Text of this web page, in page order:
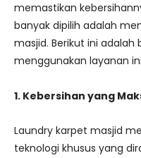
memastikan
banyak dipilih adalah
masjid. Berikut ini adalah
menggunakan layanan
1. Kebersihan yang
Laundry karpet masjid
teknologi khusus yang